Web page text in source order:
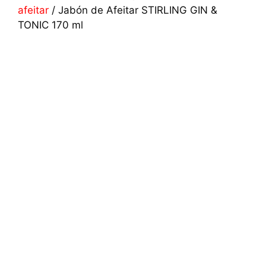
afeitar / Jabón de Afeitar STIRLING GIN &
TONIC 170 ml